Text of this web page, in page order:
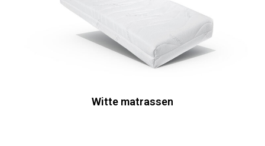
Witte matrassen